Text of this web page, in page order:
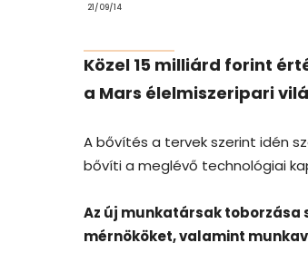
21/09/14
Közel 15 milliárd forint
a Mars élelmiszeripari
A bővítés a tervek szerint idén
bővíti a meglévő technológiai
Az új munkatársak
mérnököket, valamint